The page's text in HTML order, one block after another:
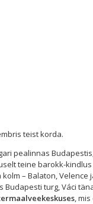
teist korda.
pealinnas
teine barokk-
– Balaton, Velence
Budapesti turg, Váci
,